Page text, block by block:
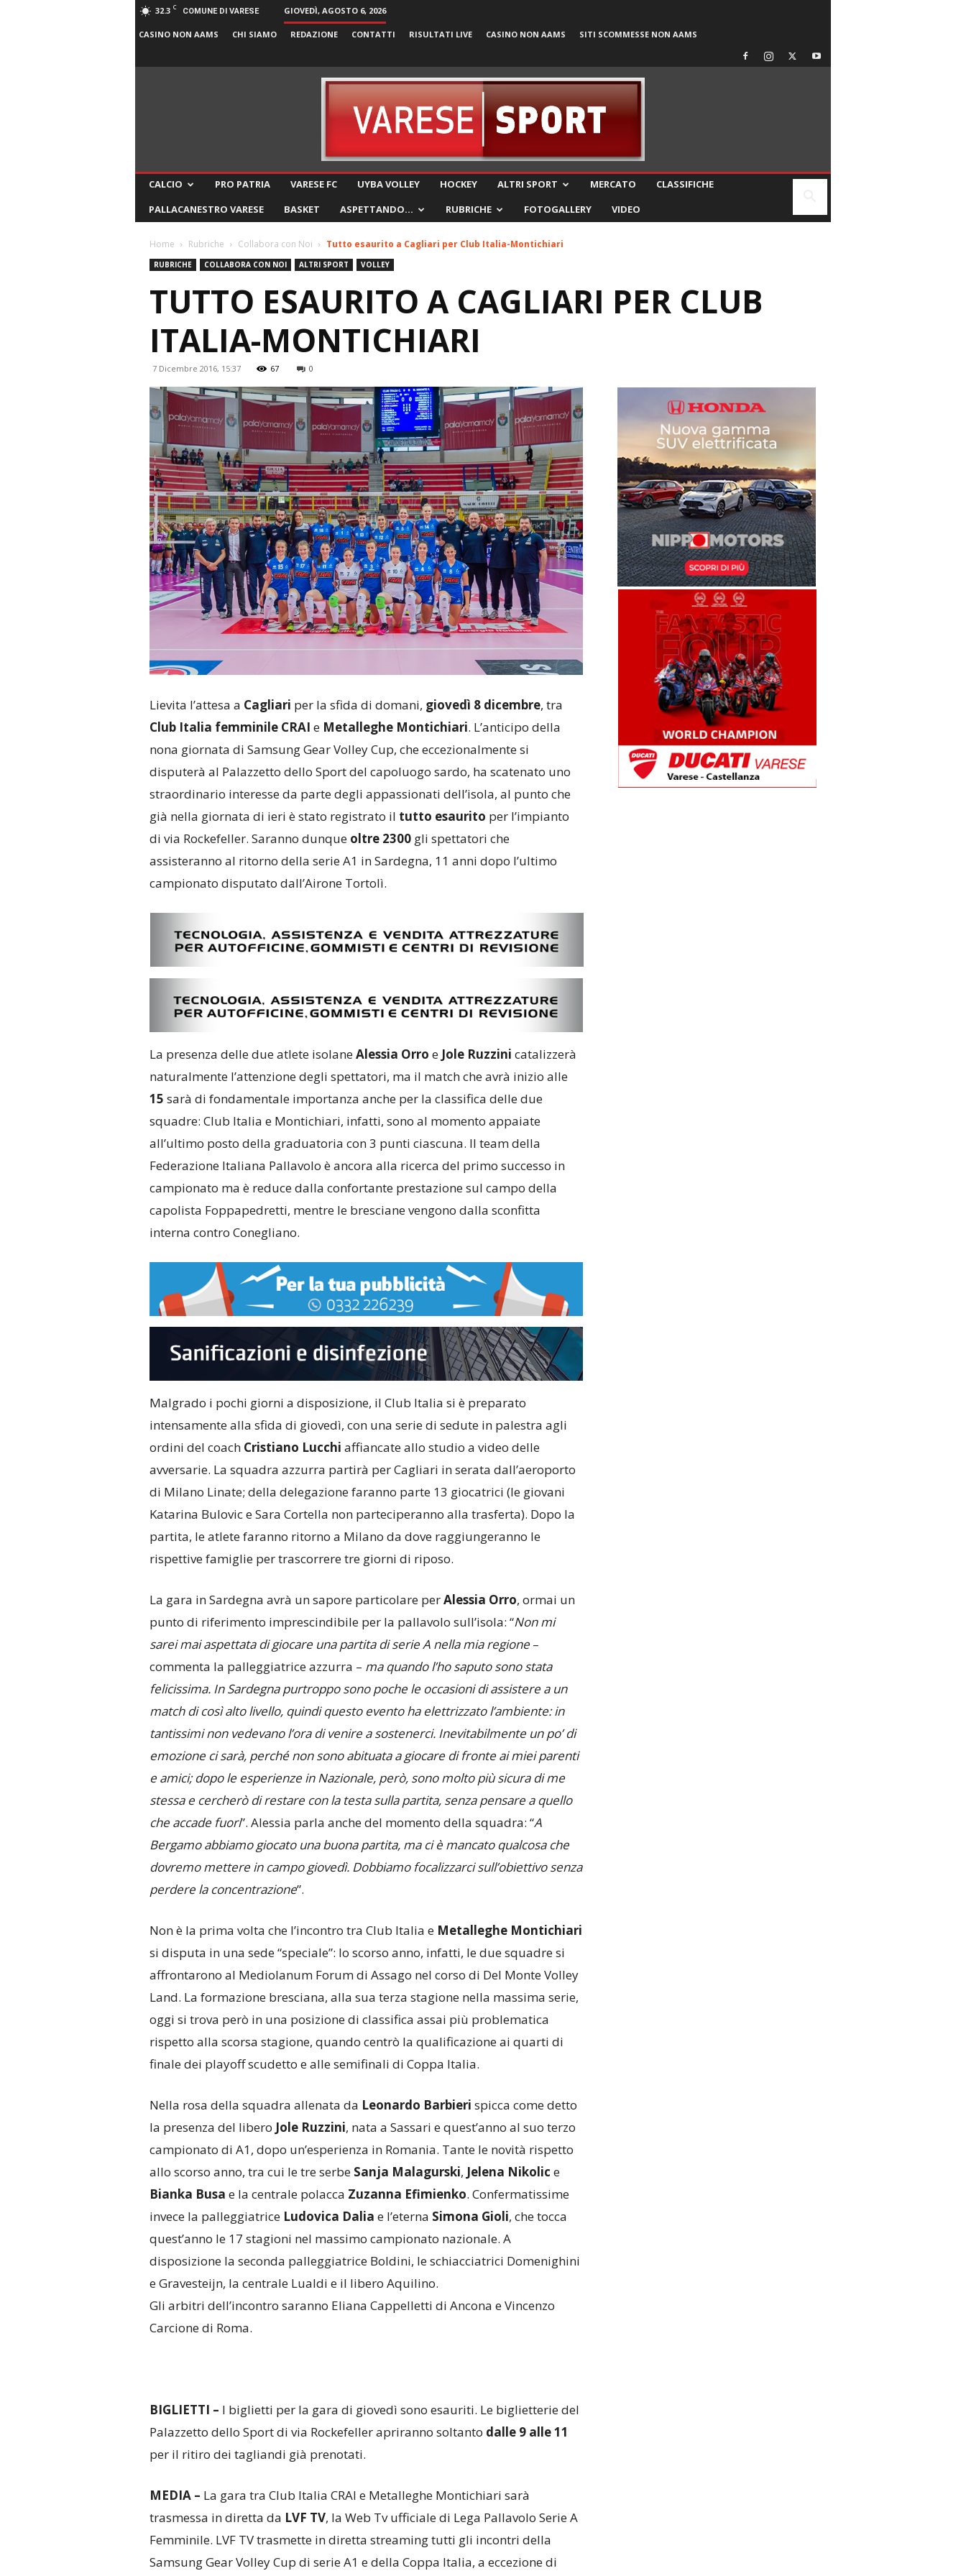
32.3 C COMUNE DI VARESE GIOVEDÌ, AGOSTO 6, 2026
CASINO NON AAMS CHI SIAMO REDAZIONE CONTATTI RISULTATI LIVE CASINO NON AAMS SITI SCOMMESSE NON AAMS
CALCIO PRO PATRIA VARESE FC UYBA VOLLEY HOCKEY ALTRI SPORT MERCATO
CLASSIFICHE
PALLACANESTRO VARESE
BASKET ASPETTANDO… RUBRICHE FOTOGALLERY VIDEO
Home Rubriche Collabora con Noi Tutto esaurito a Cagliari per Club Italia-Montichiari
RUBRICHE COLLABORA CON NOI ALTRI SPORT VOLLEY
TUTTO ESAURITO A CAGLIARI PER CLUB
ITALIA-MONTICHIARI
7 Dicembre 2016, 15:37 67 0
Lievita l’attesa a Cagliari per la sfida di domani, giovedì 8 dicembre, tra
Club Italia femminile CRAI e Metalleghe Montichiari. L’anticipo della
nona giornata di Samsung Gear Volley Cup, che eccezionalmente si
disputerà al Palazzetto dello Sport del capoluogo sardo, ha scatenato uno
straordinario interesse da parte degli appassionati dell’isola, al punto che
già nella giornata di ieri è stato registrato il tutto esaurito per l’impianto
di via Rockefeller. Saranno dunque oltre 2300 gli spettatori che
assisteranno al ritorno della serie A1 in Sardegna, 11 anni dopo l’ultimo
campionato disputato dall’Airone Tortolì.
La presenza delle due atlete isolaneAlessia Orro eJole Ruzzini catalizzerà
naturalmente l’attenzione degli spettatori, ma il match che avrà inizio alle
15 sarà di fondamentale importanza anche per la classifica delle due
squadre: Club Italia e Montichiari, infatti, sono al momento appaiate
all’ultimo posto della graduatoria con 3 punti ciascuna. Il team della
Federazione Italiana Pallavolo è ancora alla ricerca del primo successo in
campionato ma è reduce dalla confortante prestazione sul campo della
capolista Foppapedretti, mentre le bresciane vengono dalla sconfitta
interna contro Conegliano.
Malgrado i pochi giorni a disposizione, il Club Italia si è preparato
intensamente alla sfida di giovedì, con una serie di sedute in palestra agli
ordini del coach Cristiano Lucchi affiancate allo studio a video delle
avversarie. La squadra azzurra partirà per Cagliari in serata dall’aeroporto
di Milano Linate; della delegazione faranno parte 13 giocatrici (le giovani
Katarina Bulovic e Sara Cortella non parteciperanno alla trasferta). Dopo la
partita, le atlete faranno ritorno a Milano da dove raggiungeranno le
rispettive famiglie per trascorrere tre giorni di riposo.
La gara in Sardegna avrà un sapore particolare perAlessia Orro, ormai un
punto di riferimento imprescindibile per la pallavolo sull’isola: “Non mi
sarei mai aspettata di giocare una partita di serie A nella mia regione–
commenta la palleggiatrice azzurra – ma quando l’ho saputo sono stata
felicissima. In Sardegna purtroppo sono poche le occasioni di assistere a un
match di così alto livello, quindi questo evento ha elettrizzato l’ambiente: in
tantissimi non vedevano l’ora di venire a sostenerci. Inevitabilmente un po’ di
emozione ci sarà, perché non sono abituata a giocare di fronte ai miei parenti
e amici; dopo le esperienze in Nazionale, però, sono molto più sicura di me
stessa e cercherò di restare con la testa sulla partita, senza pensare a quello
che accade fuori”. Alessia parla anche del momento della squadra: “A
Bergamo abbiamo giocato una buona partita, ma ci è mancato qualcosa che
dovremo mettere in campo giovedì. Dobbiamo focalizzarci sull’obiettivo senza
perdere la concentrazione”.
Non è la prima volta che l’incontro tra Club Italia e Metalleghe Montichiari
si disputa in una sede “speciale”: lo scorso anno, infatti, le due squadre si
affrontarono al Mediolanum Forum di Assago nel corso di Del Monte Volley
Land. La formazione bresciana, alla sua terza stagione nella massima serie,
oggi si trova però in una posizione di classifica assai più problematica
rispetto alla scorsa stagione, quando centrò la qualificazione ai quarti di
finale dei playoff scudetto e alle semifinali di Coppa Italia.
Nella rosa della squadra allenata da Leonardo Barbieri spicca come detto
la presenza del libero Jole Ruzzini, nata a Sassari e quest’anno al suo terzo
campionato di A1, dopo un’esperienza in Romania. Tante le novità rispetto
allo scorso anno, tra cui le tre serbe Sanja Malagurski, Jelena Nikolic e
Bianka Busa e la centrale polacca Zuzanna Efimienko. Confermatissime
invece la palleggiatrice Ludovica Dalia e l’eterna Simona Gioli, che tocca
quest’anno le 17 stagioni nel massimo campionato nazionale. A
disposizione la seconda palleggiatrice Boldini, le schiacciatrici Domenighini
e Gravesteijn, la centrale Lualdi e il libero Aquilino.
Gli arbitri dell’incontro saranno Eliana Cappelletti di Ancona e Vincenzo
Carcione di Roma.
BIGLIETTI – I biglietti per la gara di giovedì sono esauriti. Le biglietterie del
Palazzetto dello Sport di via Rockefeller apriranno soltanto dalle 9 alle 11
per il ritiro dei tagliandi già prenotati.
MEDIA – La gara tra Club Italia CRAI e Metalleghe Montichiari sarà
trasmessa in diretta da LVF TV, la Web Tv ufficiale di Lega Pallavolo Serie A
Femminile. LVF TV trasmette in diretta streaming tutti gli incontri della
Samsung Gear Volley Cup di serie A1 e della Coppa Italia, a eccezione di